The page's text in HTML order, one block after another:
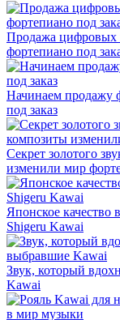
Продажа цифровых
фортепиано под
Начинаем продажу
под заказ
Секрет золотого
изменили мир
Японское качество
Shigeru Kawai
Звук, который
Kawai